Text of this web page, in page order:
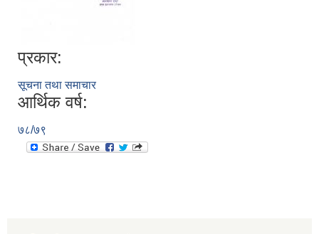
प्रकार:
सूचना तथा समाचार
आर्थिक वर्ष:
७८/७९